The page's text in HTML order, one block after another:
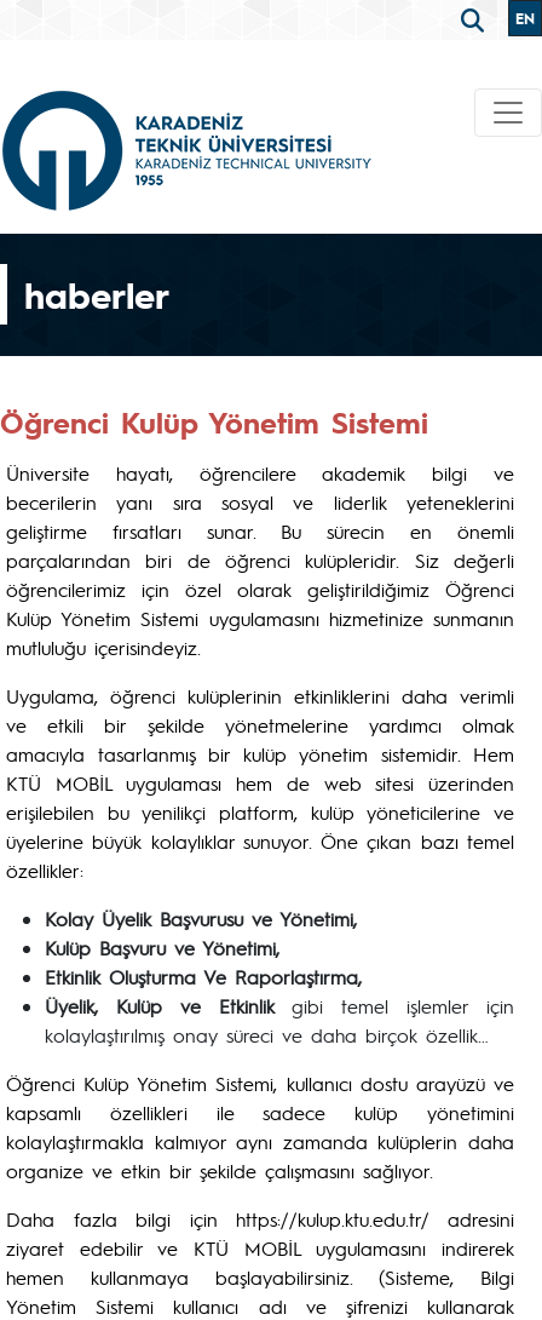
EN
haberler
Öğrenci Kulüp Yönetim Sistemi
Üniversite hayatı, öğrencilere akademik bilgi ve
becerilerin yanı sıra sosyal ve liderlik yeteneklerini
geliştirme fırsatları sunar. Bu sürecin en önemli
parçalarından biri de öğrenci kulüpleridir. Siz değerli
öğrencilerimiz için özel olarak geliştirildiğimiz Öğrenci
Kulüp Yönetim Sistemi uygulamasını hizmetinize sunmanın
mutluluğu içerisindeyiz.
Uygulama, öğrenci kulüplerinin etkinliklerini daha verimli
ve etkili bir şekilde yönetmelerine yardımcı olmak
amacıyla tasarlanmış bir kulüp yönetim sistemidir. Hem
KTÜ MOBİL uygulaması hem de web sitesi üzerinden
erişilebilen bu yenilikçi platform, kulüp yöneticilerine ve
üyelerine büyük kolaylıklar sunuyor. Öne çıkan bazı temel
özellikler:
Kolay Üyelik Başvurusu ve Yönetimi,
Kulüp Başvuru ve Yönetimi,
Etkinlik Oluşturma Ve Raporlaştırma,
Üyelik, Kulüp ve Etkinlikgibi temel işlemler için
kolaylaştırılmış onay süreci ve daha birçok özellik…
Öğrenci Kulüp Yönetim Sistemi, kullanıcı dostu arayüzü ve
kapsamlı özellikleri ile sadece kulüp yönetimini
kolaylaştırmakla kalmıyor aynı zamanda kulüplerin daha
organize ve etkin bir şekilde çalışmasını sağlıyor.
Daha fazla bilgi için https://kulup.ktu.edu.tr/ adresini
ziyaret edebilir ve KTÜ MOBİL uygulamasını indirerek
hemen kullanmaya başlayabilirsiniz. (Sisteme, Bilgi
Yönetim Sistemi kullanıcı adı ve şifrenizi kullanarak